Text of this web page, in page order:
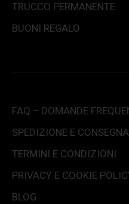
TRUCCO PERMANENTE
BUONI REGALO
FAQ – DOMANDE
SPEDIZIONE E CONSEGNA
TERMINI E CONDIZIONI
PRIVACY E COOKIE
BLOG